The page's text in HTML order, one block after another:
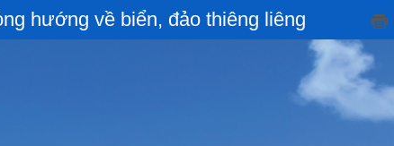
hướng về biển, đảo thiêng liêng